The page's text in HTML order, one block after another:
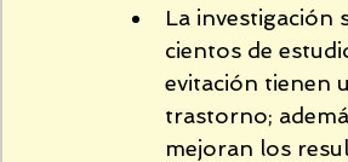
La investigación
cientos de
evitación tienen
trastorno;
mejoran los